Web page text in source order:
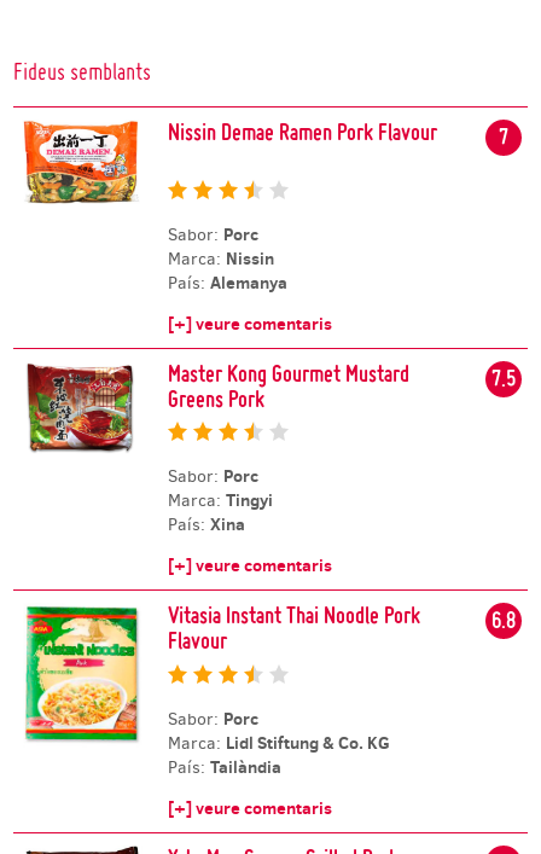
Fideus semblants
Nissin Demae Ramen Pork Flavour 7
Sabor: Porc
Marca: Nissin
País: Alemanya
[+] veure comentaris
Master Kong Gourmet Mustard
Greens Pork
7.5
Sabor: Porc
Marca: Tingyi
País: Xina
[+] veure comentaris
Vitasia Instant Thai Noodle Pork
Flavour
6.8
Sabor: Porc
Marca: Lidl Stiftung & Co. KG
País: Tailàndia
[+] veure comentaris